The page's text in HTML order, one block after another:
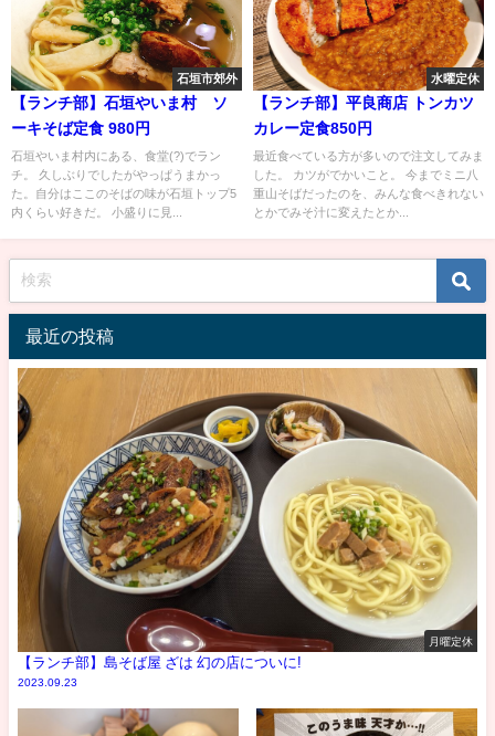
石垣市郊外
【ランチ部】石垣やいま村 ソ
ーキそば定食 980円
石垣やいま村内にある、食堂(?)でラン
チ。 久しぶりでしたがやっぱうまかっ
た。自分はここのそばの味が石垣トップ5
内くらい好きだ。 小盛りに見...
水曜定休
【ランチ部】平良商店 トンカツ
カレー定食850円
最近食べている方が多いので注文してみま
した。 カツがでかいこと。 今までミニ八
重山そばだったのを、みんな食べきれない
とかでみそ汁に変えたとか...
最近の投稿
月曜定休
【ランチ部】島そば屋 ざは 幻の店についに!
2023.09.23